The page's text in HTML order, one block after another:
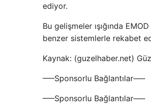
ediyor.
Bu gelişmeler ışığında
benzer sistemlerle rekabet
Kaynak: (guzelhaber.net)
—–Sponsorlu Bağlantılar—–
—–Sponsorlu Bağlantılar—–